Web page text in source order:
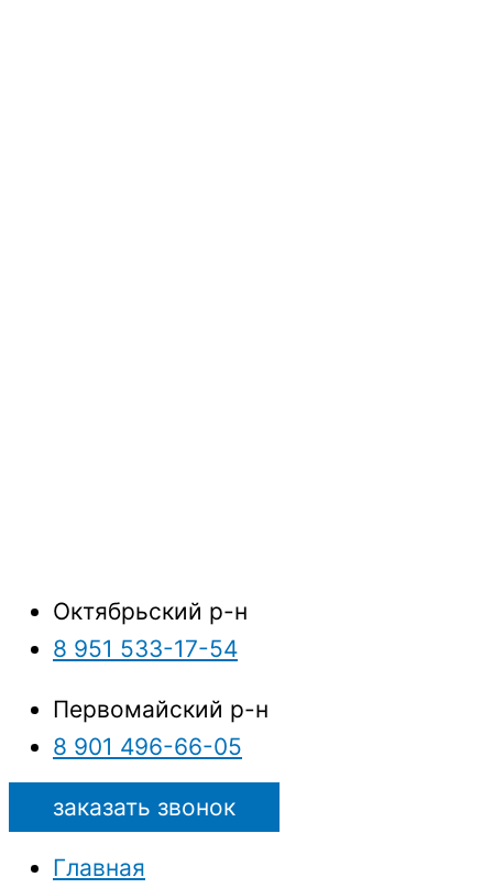
Октябрьский р-н
8 951 533-17-54
Первомайский р-н
8 901 496-66-05
заказать звонок
Главная